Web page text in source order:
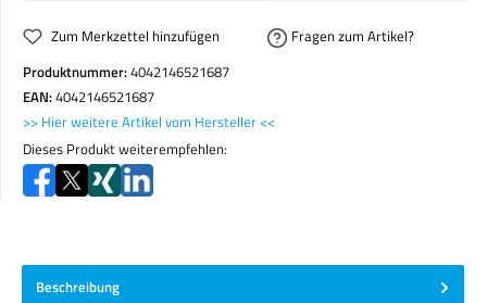
Zum Merkzettel hinzufügen
Fragen zum Artikel?
Produktnummer:4042146521687
EAN:4042146521687
>> Hier weitere Artikel vom Hersteller <<
Dieses Produkt weiterempfehlen:
Beschreibung